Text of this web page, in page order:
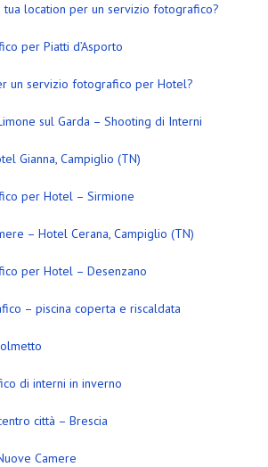
location per un servizio fotografico?
per Piatti d’Asporto
un servizio fotografico per Hotel?
sul Garda – Shooting di Interni
Gianna, Campiglio (TN)
per Hotel – Sirmione
– Hotel Cerana, Campiglio (TN)
per Hotel – Desenzano
– piscina coperta e riscaldata
di interni in inverno
città – Brescia
Camere